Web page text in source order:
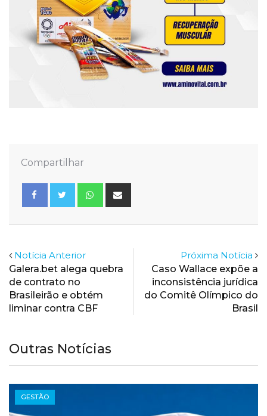
Compartilhar
Whatsapp
Notícia Anterior
Galera.bet alega quebra
de contrato no
Brasileirão e obtém
liminar contra CBF
Próxima Notícia
Caso Wallace expõe a
inconsistência jurídica
do Comitê Olímpico do
Brasil
Outras Notícias
GESTÃO